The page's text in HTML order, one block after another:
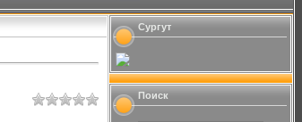
Сургут
Поиск